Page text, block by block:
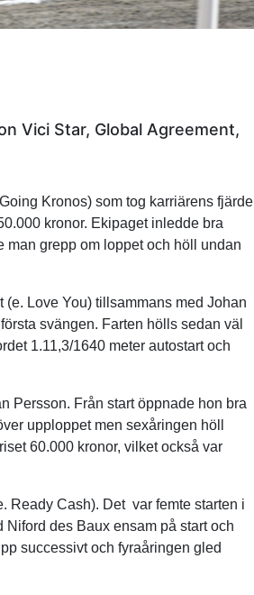
Vici Star, Global Agreement,
Kronos) som tog karriärens fjärde
kronor. Ekipaget inledde bra
man grepp om loppet och höll undan
Love You) tillsammans med Johan
svängen. Farten hölls sedan väl
1.11,3/1640 meter autostart och
Persson. Från start öppnade hon bra
upploppet men sexåringen höll
60.000 kronor, vilket också var
Ready Cash). Det var femte starten i
des Baux ensam på start och
successivt och fyraåringen gled